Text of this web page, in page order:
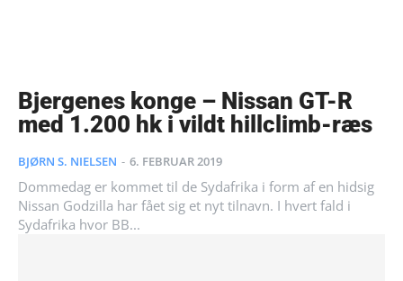
Bjergenes konge – Nissan GT-R
med 1.200 hk i vildt hillclimb-ræs
BJØRN S. NIELSEN - 6. FEBRUAR 2019
Dommedag er kommet til de Sydafrika i form af en hidsig
Nissan Godzilla har fået sig et nyt tilnavn. I hvert fald i
Sydafrika hvor BB...